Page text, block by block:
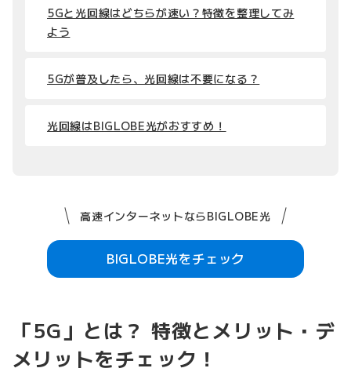
5Gと光回線はどちらが速い？特徴を整理してみ
よう
5Gが普及したら、光回線は不要になる？
光回線はBIGLOBE光がおすすめ！
高速インターネットならBIGLOBE光
BIGLOBE光をチェック
「5G」とは？ 特徴とメリット・デ
メリットをチェック！